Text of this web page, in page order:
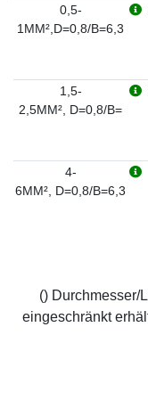
0,5-
1MM²,D=0,8/B=6,3
1,5-
2,5MM², D=0,8/B=
4-
6MM², D=0,8/B=6,3
() Durchmesser/
eingeschränkt